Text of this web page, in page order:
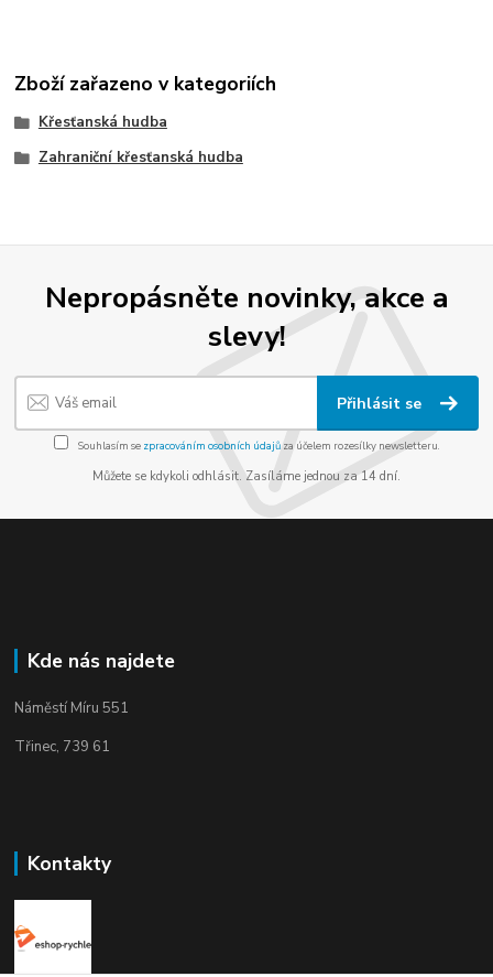
Zboží zařazeno v kategoriích
Křesťanská hudba
Zahraniční křesťanská hudba
Nepropásněte novinky, akce a
slevy!
Přihlásit se
Souhlasím se zpracováním osobních údajůza účelem rozesílky newsletteru.
Můžete se kdykoli odhlásit. Zasíláme jednou za 14 dní.
Kde nás najdete
Náměstí Míru 551
Třinec, 739 61
Kontakty